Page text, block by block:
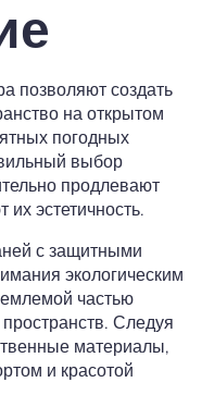
позволяют создать
на открытом
погодных
выбор
продлевают
эстетичность.
с защитными
экологическим
частью
Следуя
материалы,
и красотой